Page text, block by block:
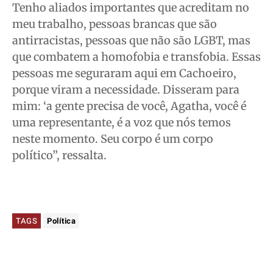
Tenho aliados importantes que acreditam no
meu trabalho, pessoas brancas que são
antirracistas, pessoas que não são LGBT, mas
que combatem a homofobia e transfobia. Essas
pessoas me seguraram aqui em Cachoeiro,
porque viram a necessidade. Disseram para
mim: ‘a gente precisa de você, Agatha, você é
uma representante, é a voz que nós temos
neste momento. Seu corpo é um corpo
político”, ressalta.
TAGS Política